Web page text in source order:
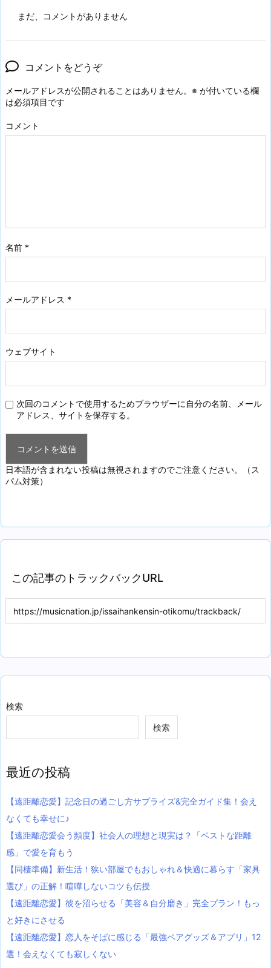
まだ、コメントがありません
コメントをどうぞ
メールアドレスが公開されることはありません。 ※ が付いている欄
は必須項目です
コメント
名前 *
メールアドレス *
ウェブサイト
次回のコメントで使用するためブラウザーに自分の名前、メール
アドレス、サイトを保存する。
日本語が含まれない投稿は無視されますのでご注意ください。（ス
パム対策）
この記事のトラックバックURL
検索
検索
最近の投稿
【遠距離恋愛】記念日の過ごし方サプライズ&完全ガイド集！会え
なくても幸せに♪
【遠距離恋愛会う頻度】社会人の理想と現実は？「ベストな距離
感」で愛を育もう
【同棲準備】新生活！狭い部屋でもおしゃれ＆快適に暮らす「家具
選び」の正解！喧嘩しないコツも伝授
【遠距離恋愛】彼を沼らせる「美容＆自分磨き」完全プラン！もっ
と好きにさせる
【遠距離恋愛】恋人をそばに感じる「最強ペアグッズ＆アプリ」12
選！会えなくても寂しくない